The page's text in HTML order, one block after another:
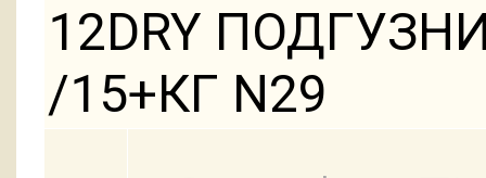
12DRY
/15+КГ N29